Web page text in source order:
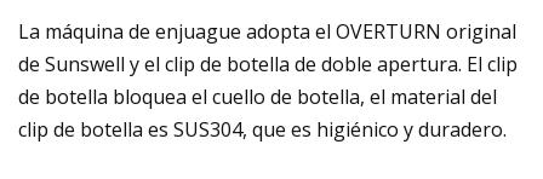
La máquina de enjuague adopta el OVERTURN original
de Sunswell y el clip de botella de doble apertura. El clip
de botella bloquea el cuello de botella, el material del
clip de botella es SUS304, que es higiénico y duradero.